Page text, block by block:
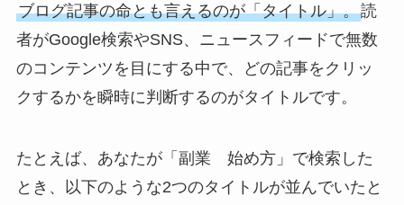
ブログ記事の命とも言えるのが「タイトル」。読
者がGoogle検索やSNS、ニュースフィードで無数
のコンテンツを目にする中で、どの記事をクリッ
クするかを瞬時に判断するのがタイトルです。
たとえば、あなたが「副業 始め方」で検索した
とき、以下のような2つのタイトルが並んでいたと